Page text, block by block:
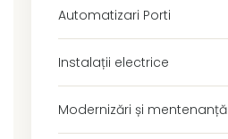
Automatizari Porti
Instalații electrice
Modernizări și mentenanță